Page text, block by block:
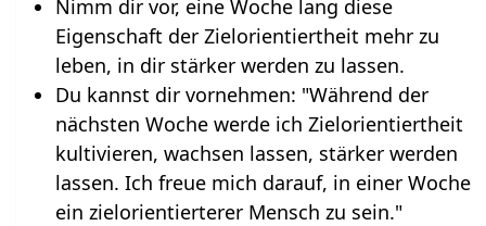
Nimm dir vor, eine Woche lang diese
Eigenschaft der Zielorientiertheit mehr zu
leben, in dir stärker werden zu lassen.
Du kannst dir vornehmen: "Während der
nächsten Woche werde ich Zielorientiertheit
kultivieren, wachsen lassen, stärker werden
lassen. Ich freue mich darauf, in einer Woche
ein zielorientierterer Mensch zu sein."